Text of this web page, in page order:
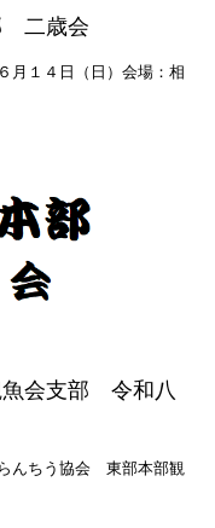
二歳会
月１４日（日）会場：相
会支部 令和八
んちう協会 東部本部観